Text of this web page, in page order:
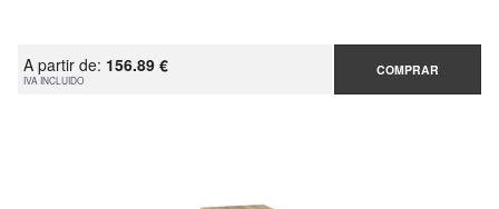
A partir de: 156.89 €
IVA INCLUIDO
COMPRAR